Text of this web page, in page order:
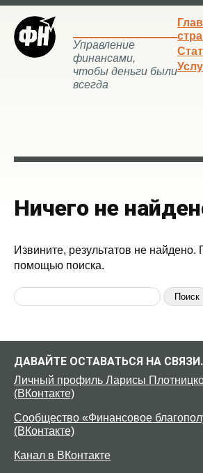
Управление
финансами,
чтобы деньги были
всегда
Ничего не
Извините, результатов не
помощью поиска.
Найти:
ДАВАЙТЕ ОСТАВАТЬСЯ НА СВЯЗИ.
Личный профиль Ларисы
(ВКонтакте)
Сообщество «Финансовое
(ВКонтакте)
Канал в ВКонтакте